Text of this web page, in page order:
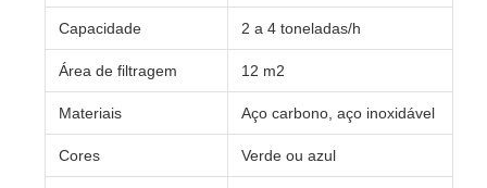
Capacidade 2 a 4 toneladas/h
Área de filtragem 12 m2
Materiais Aço carbono, aço inoxidável
Cores Verde ou azul